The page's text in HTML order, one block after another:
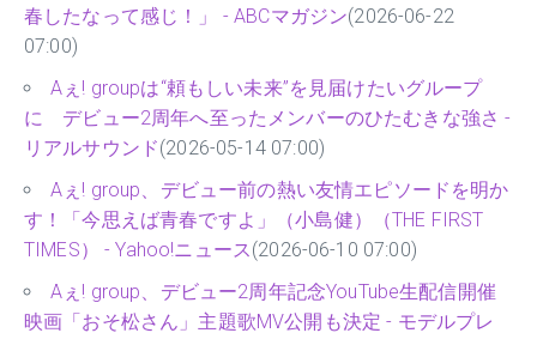
春したなって感じ！」 - ABCマガジン(2026-06-22
07:00)
Aぇ! groupは“頼もしい未来”を見届けたいグループ
に デビュー2周年へ至ったメンバーのひたむきな強さ -
リアルサウンド(2026-05-14 07:00)
Aぇ! group、デビュー前の熱い友情エピソードを明か
す！「今思えば青春ですよ」（小島健）（THE FIRST
TIMES） - Yahoo!ニュース(2026-06-10 07:00)
Aぇ! group、デビュー2周年記念YouTube生配信開催
映画「おそ松さん」主題歌MV公開も決定 - モデルプレ